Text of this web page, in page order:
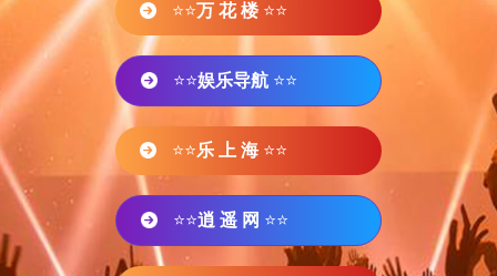
⭐⭐万 花 楼 ⭐⭐
⭐⭐娱乐导航 ⭐⭐
⭐⭐乐 上 海 ⭐⭐
⭐⭐逍 遥 网 ⭐⭐